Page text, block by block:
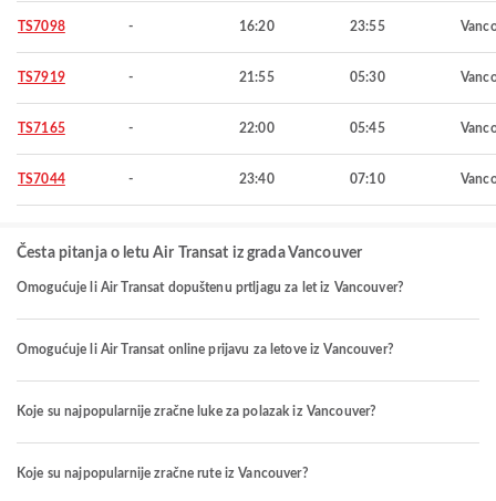
TS7098 - 16:20 23:55
TS7919 - 21:55 05:30
TS7165 - 22:00 05:45
TS7044 - 23:40 07:10
Česta pitanja o letu Air Transat iz grada Vancouver
Omogućuje li Air Transat dopuštenu prtljagu za let iz Vancouver?
Omogućuje li Air Transat online prijavu za letove iz Vancouver?
Koje su najpopularnije zračne luke za polazak iz Vancouver?
Koje su najpopularnije zračne rute iz Vancouver?